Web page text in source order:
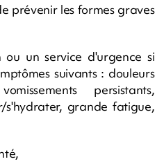
prévenir les formes graves
ou un service d'urgence si
suivants : douleurs
persistants,
s'hydrater, grande fatigue,